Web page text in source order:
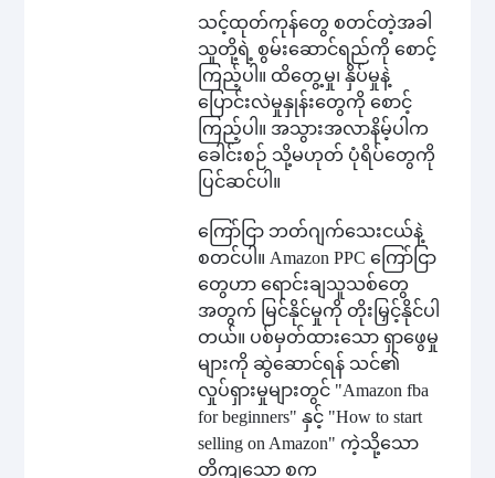
သင့်ထုတ်ကုန်တွေ စတင်တဲ့အခါ
သူတို့ရဲ့ စွမ်းဆောင်ရည်ကို စောင့်
ကြည့်ပါ။ ထိတွေ့မှု၊ နှိပ်မှုနဲ့
ပြောင်းလဲမှုနှုန်းတွေကို စောင့်
ကြည့်ပါ။ အသွားအလာနိမ့်ပါက
ခေါင်းစဉ် သို့မဟုတ် ပုံရိပ်တွေကို
ပြင်ဆင်ပါ။
ကြော်ငြာ ဘတ်ဂျက်သေးငယ်နဲ့
စတင်ပါ။ Amazon PPC ကြော်ငြာ
တွေဟာ ရောင်းချသူသစ်တွေ
အတွက် မြင်နိုင်မှုကို တိုးမြှင့်နိုင်ပါ
တယ်။ ပစ်မှတ်ထားသော ရှာဖွေမှု
များကို ဆွဲဆောင်ရန် သင်၏
လှုပ်ရှားမှုများတွင် "Amazon fba
for beginners" နှင့် "How to start
selling on Amazon" ကဲ့သို့သော
တိကျသော စက